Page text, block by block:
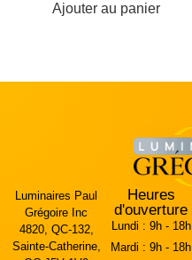
Ajouter au panier
Luminaires Paul
Grégoire Inc
4820, QC-132,
Sainte-Catherine,
Heures
d'ouverture
Lundi : 9h - 18h
Mardi : 9h - 18h